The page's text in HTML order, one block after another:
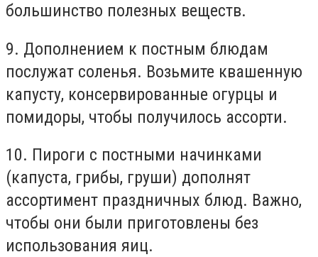
большинство полезных веществ.
9. Дополнением к постным блюдам
послужат соленья. Возьмите квашенную
капусту, консервированные огурцы и
помидоры, чтобы получилось ассорти.
10. Пироги с постными начинками
(капуста, грибы, груши) дополнят
ассортимент праздничных блюд. Важно,
чтобы они были приготовлены без
использования яиц.